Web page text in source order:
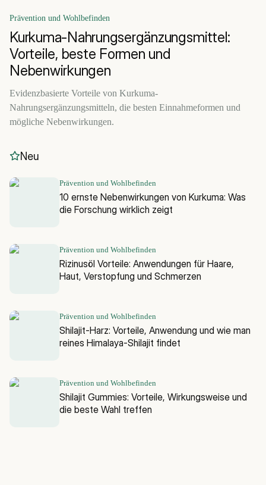
Prävention und Wohlbefinden
Kurkuma-Nahrungsergänzungsmittel:
Vorteile, beste Formen und
Nebenwirkungen
Evidenzbasierte Vorteile von Kurkuma-
Nahrungsergänzungsmitteln, die besten Einnahmeformen und
mögliche Nebenwirkungen.
Neu
Prävention und Wohlbefinden
10 ernste Nebenwirkungen von Kurkuma: Was
die Forschung wirklich zeigt
Prävention und Wohlbefinden
Rizinusöl Vorteile: Anwendungen für Haare,
Haut, Verstopfung und Schmerzen
Prävention und Wohlbefinden
Shilajit-Harz: Vorteile, Anwendung und wie man
reines Himalaya-Shilajit findet
Prävention und Wohlbefinden
Shilajit Gummies: Vorteile, Wirkungsweise und
die beste Wahl treffen